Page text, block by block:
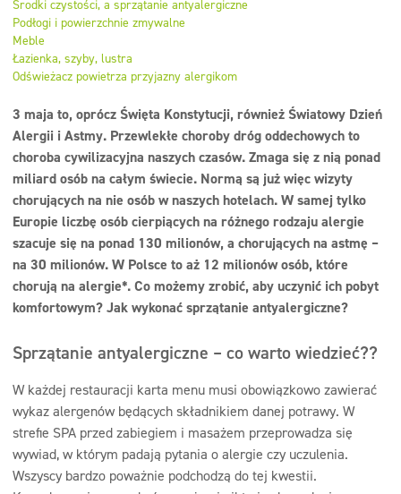
Dezynfekcja
Linia ekonomiczna
Dozowniki
3 maja to, oprócz Święta Konstytucji, również Światowy Dzień
Alergii i Astmy. Przewlekłe choroby dróg oddechowych to
choroba cywilizacyjna naszych czasów. Zmaga się z nią ponad
miliard osób na całym świecie. Normą są już więc wizyty
chorujących na nie osób w naszych hotelach. W samej tylko
Europie liczbę osób cierpiących na różnego rodzaju alergie
szacuje się na ponad 130 milionów, a chorujących na astmę –
na 30 milionów. W Polsce to aż 12 milionów osób, które
chorują na alergie*. Co możemy zrobić, aby uczynić ich pobyt
komfortowym? Jak wykonać sprzątanie antyalergiczne?
Sprzątanie antyalergiczne – co warto wiedzieć??
W każdej restauracji karta menu musi obowiązkowo zawierać
wykaz alergenów będących składnikiem danej potrawy. W
strefie SPA przed zabiegiem i masażem przeprowadza się
wywiad, w którym padają pytania o alergie czy uczulenia.
Wszyscy bardzo poważnie podchodzą do tej kwestii.
Środki czystości, a sprzątanie antyalergiczne
Podłogi i powierzchnie zmywalne
Meble
Łazienka, szyby, lustra
Odświeżacz powietrza przyjazny alergikom